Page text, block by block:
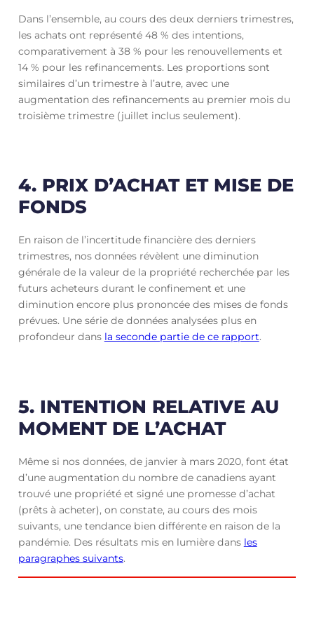
Dans l’ensemble, au cours des deux derniers trimestres,
les achats ont représenté 48 % des intentions,
comparativement à 38 % pour les renouvellements et
14 % pour les refinancements. Les proportions sont
similaires d’un trimestre à l’autre, avec une
augmentation des refinancements au premier mois du
troisième trimestre (juillet inclus seulement).
4. PRIX D’ACHAT ET MISE DE
FONDS
En raison de l’incertitude financière des derniers
trimestres, nos données révèlent une diminution
générale de la valeur de la propriété recherchée par les
futurs acheteurs durant le confinement et une
diminution encore plus prononcée des mises de fonds
prévues. Une série de données analysées plus en
profondeur dans la seconde partie de ce rapport.
5. INTENTION RELATIVE AU
MOMENT DE L’ACHAT
Même si nos données, de janvier à mars 2020, font état
d’une augmentation du nombre de canadiens ayant
trouvé une propriété et signé une promesse d’achat
(prêts à acheter), on constate, au cours des mois
suivants, une tendance bien différente en raison de la
pandémie. Des résultats mis en lumière dans les
paragraphes suivants.